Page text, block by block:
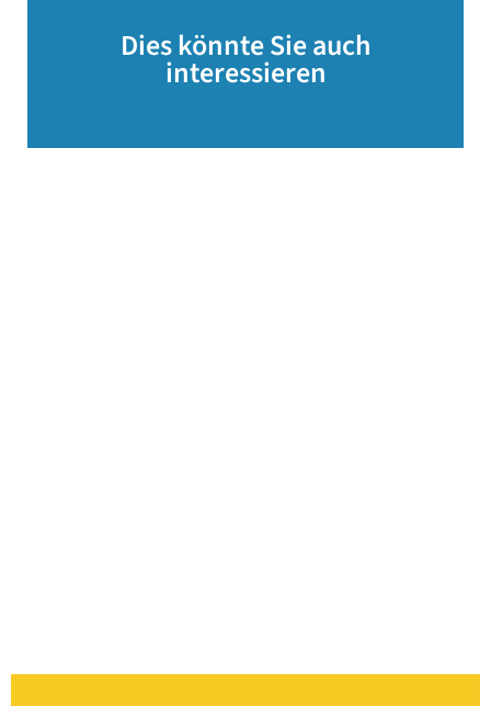
Dies könnte Sie auch
interessieren